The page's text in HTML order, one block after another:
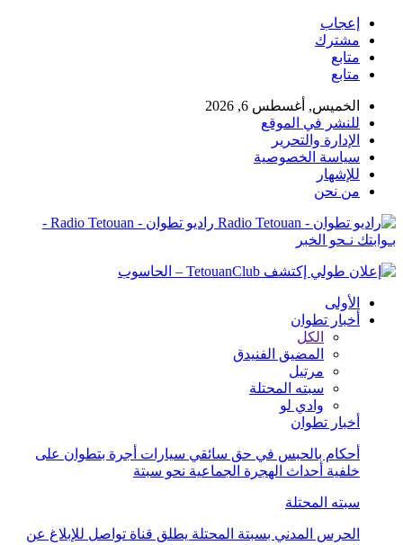
إعجاب
مشترك
متابع
متابع
الخميس, أغسطس 6, 2026
للنشر في الموقع
الإدارة والتحرير
سياسة الخصوصية
للإشهار
من نحن
راديو تطوان - Radio Tetouan -
بـوابتك نـحو الخبر
الأولى
أخبار تطوان
الكل
المضيق الفنيدق
مرتيل
سبته المحتلة
وادي لو
أخبار تطوان
أحكام بالحبس في حق سائقي سيارات أجرة بتطوان على
خلفية أحداث الهجرة الجماعية نحو سبتة
سبته المحتلة
الحرس المدني بسبتة المحتلة يطلق قناة تواصل للإبلاغ عن